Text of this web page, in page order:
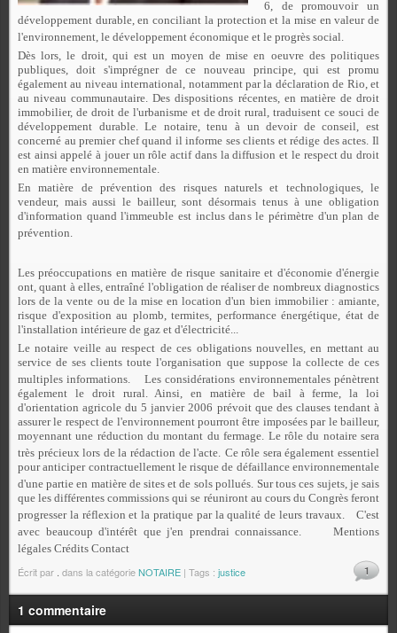
6, de promouvoir un
développement durable, en conciliant la protection et la mise en valeur de
l'environnement, le développement économique et le progrès social.
Dès lors, le droit, qui est un moyen de mise en oeuvre des politiques
publiques, doit s'imprégner de ce nouveau principe, qui est promu
également au niveau international, notamment par la déclaration de Rio, et
au niveau communautaire. Des dispositions récentes, en matière de droit
immobilier, de droit de l'urbanisme et de droit rural, traduisent ce souci de
développement durable. Le notaire, tenu à un devoir de conseil, est
concerné au premier chef quand il informe ses clients et rédige des actes. Il
est ainsi appelé à jouer un rôle actif dans la diffusion et le respect du droit
en matière environnementale.
En matière de prévention des risques naturels et technologiques, le
vendeur, mais aussi le bailleur, sont désormais tenus à une obligation
d'information quand l'immeuble est inclus dans le périmètre d'un plan de
prévention.
Les préoccupations en matière de risque sanitaire et d'économie d'énergie
ont, quant à elles, entraîné l'obligation de réaliser de nombreux diagnostics
lors de la vente ou de la mise en location d'un bien immobilier : amiante,
risque d'exposition au plomb, termites, performance énergétique, état de
l'installation intérieure de gaz et d'électricité...
Le notaire veille au respect de ces obligations nouvelles, en mettant au
service de ses clients toute l'organisation que suppose la collecte de ces
multiples informations.
Les considérations environnementales pénètrent
également le droit rural. Ainsi, en matière de bail à ferme, la loi
d'orientation agricole du 5 janvier 2006 prévoit que des clauses tendant à
assurer le respect de l'environnement pourront être imposées par le bailleur,
moyennant une réduction du montant du fermage. Le rôle du notaire sera
très précieux lors de la rédaction de l'acte. Ce rôle sera également essentiel
pour anticiper contractuellement le risque de défaillance environnementale
d'une partie en matière de sites et de sols pollués. Sur tous ces sujets, je sais
que les différentes commissions qui se réuniront au cours du Congrès feront
progresser la réflexion et la pratique par la qualité de leurs travaux.
C'est
avec beaucoup d'intérêt que j'en prendrai connaissance.
Mentions
légales Crédits Contact
Écrit par dans la catégorieNOTAIRE | Tags : justice 1
1 commentaire